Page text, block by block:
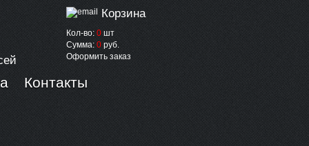
Корзина
Кол-во: 0 шт
Сумма: 0 руб.
Оформить заказ
Контакты